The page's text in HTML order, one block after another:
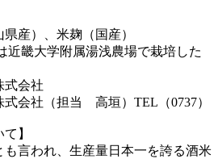
）、米麹（国産）
附属湯浅農場で栽培した
会社
会社（担当 高垣）TEL（0737）
】
言われ、生産量日本一を誇る酒米